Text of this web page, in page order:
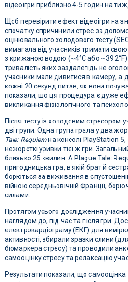
відеоігри приблизно 4-5 годин на
Щоб перевірити ефект відеоігри на
спочатку спричинили стрес за
оцінювального холодового тесту
вимагала від учасників тримати свою
з крижаною водою (~4°C або
тривалість яких заздалегідь не
учасники мали дивитися в камеру, а
кожні 20 секунд питав, як вони
показали, що ця процедура є дуже
викликання фізіологічного та
Після тесту із холодовим стресором
дві групи. Одна група грала у два
Tale: Requiemна консолі PlayStation 5,
нежорсткі уривки тієї ж гри.
близько 25 хвилин. A Plague Tale:
пригодницька гра, в якій брат й
борються за виживання в
війною середньовічній Франції,
силами.
Протягом усього дослідження
наглядом до, під час та після гри.
електрокардіограму (ЕКГ) для
активності, збирали зразки слини
біомаркера стресу) та проводили
самооцінку стресу та релаксацію
Результати показали, що самооцінка